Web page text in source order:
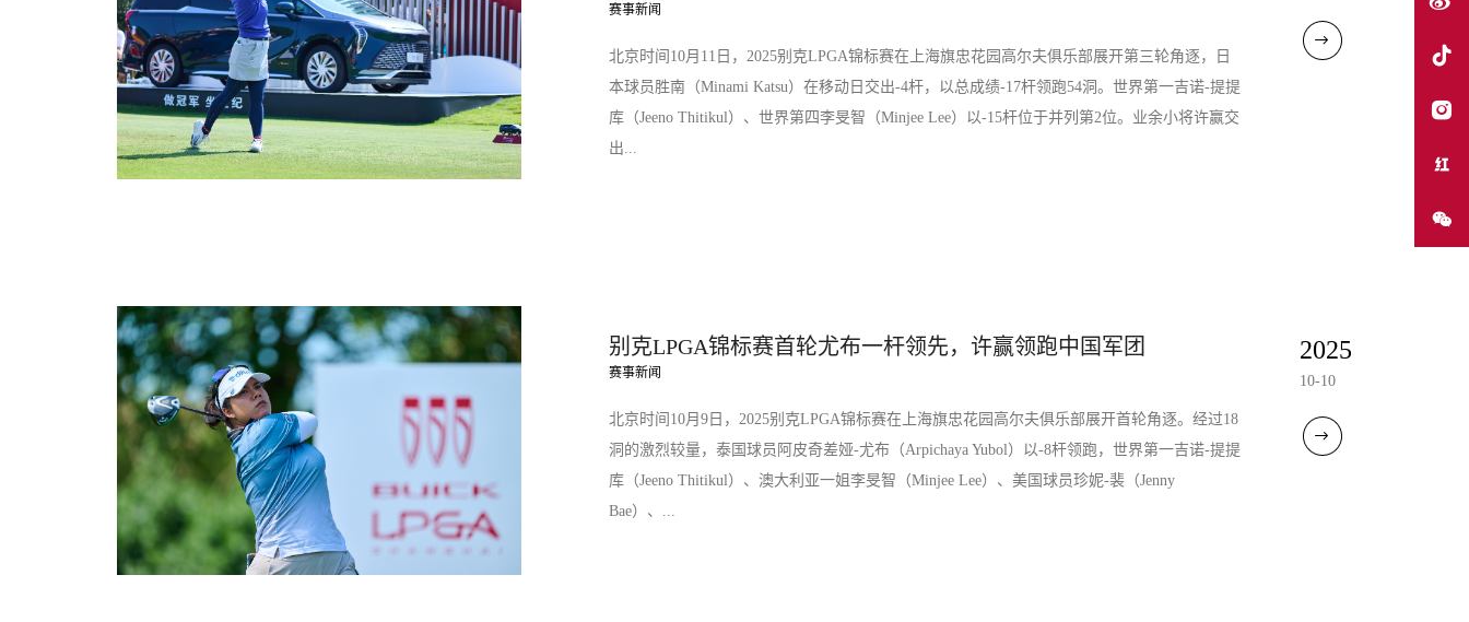
赛事新闻
北京时间10月11日，2025别克LPGA锦标赛在上海旗忠花园高尔夫俱乐部展开第三轮角逐，日
本球员胜南（Minami Katsu）在移动日交出-4杆，以总成绩-17杆领跑54洞。世界第一吉诺-提提
库（Jeeno Thitikul）、世界第四李旻智（Minjee Lee）以-15杆位于并列第2位。业余小将许赢交
出...
别克LPGA锦标赛首轮尤布一杆领先，许赢领跑中国军团
赛事新闻
北京时间10月9日，2025别克LPGA锦标赛在上海旗忠花园高尔夫俱乐部展开首轮角逐。经过18
洞的激烈较量，泰国球员阿皮奇差娅-尤布（Arpichaya Yubol）以-8杆领跑，世界第一吉诺-提提
库（Jeeno Thitikul）、澳大利亚一姐李旻智（Minjee Lee）、美国球员珍妮-裴（Jenny
Bae）、...
2025
10-10